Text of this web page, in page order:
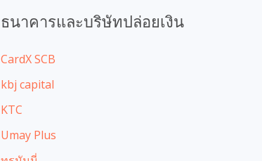
ธนาคารและบริษัทปล่อยเงิน
CardX SCB
kbj capital
KTC
Umay Plus